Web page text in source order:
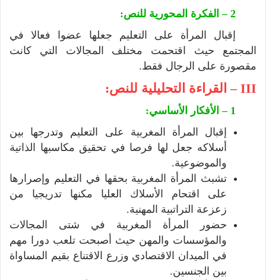
2 – الفكرة المحورية للنص:
إقبال المرأة على التعليم جعلها عضوا فعالا في
المجتمع حيث اقتحمت مختلف المجالات التي كانت
مقصورة على الرجال فقط.
III – القراءة التحليلية للنص:
1 – الأفكار الأساسي:
إقبال المرأة المغربية على التعليم وتدرجها بين
أسلاكه جعل لها فرصا في تحقيق مكاسبها الذاتية
والموضوعية.
تشبث المرأة المغربية بحقها في التعليم وإصرارها
على اقتحام الأسلاك العليا مكنها تدريجيا من
زعزعة التراتبية المهنية.
حضور المرأة المغربية في شتى المجالات
والمؤسسات والمهن حيث أصبحت تلعب دورا مهم
في الميدان الاقتصادي وزرع الاقتناع بقيم المساواة
بين الجنسين.